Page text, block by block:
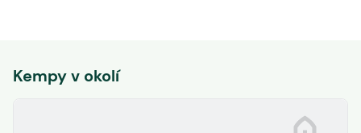
Kempy v okolí